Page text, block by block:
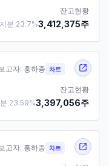
잔고현황
지분 23.7%3,412,375주
고자: 홍하종 차트
잔고현황
23.59%3,397,056주
고자: 홍하종 차트